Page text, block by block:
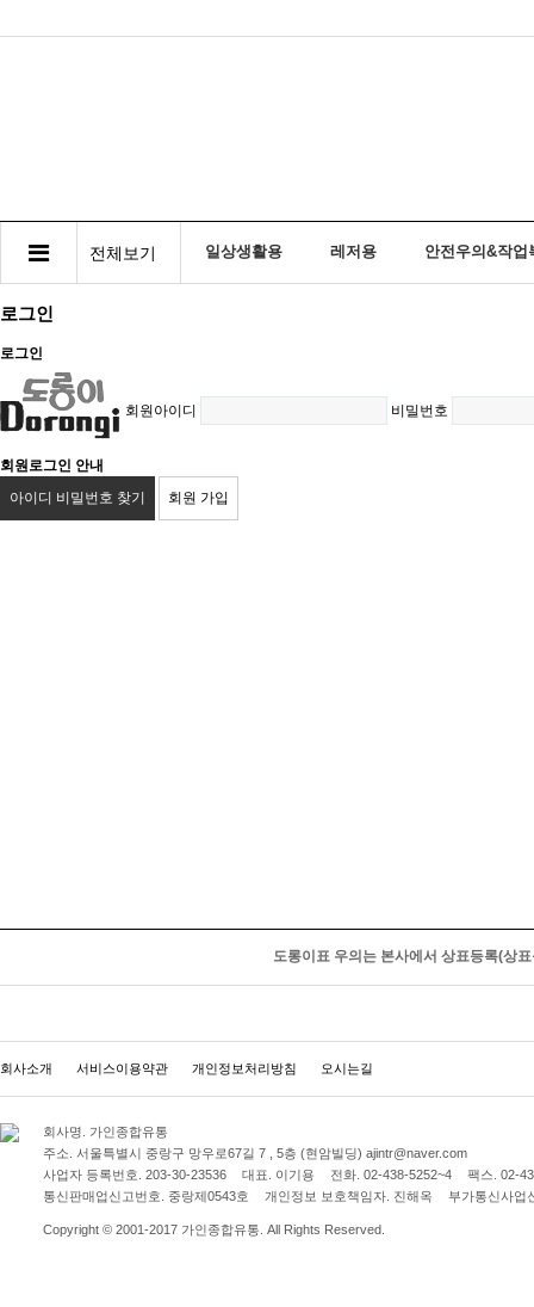
전체보기 일상생활용 레저용 안전우의&작업
로그인
로그인
회원아이디 비밀번호
회원로그인 안내
아이디 비밀번호 찾기
회원 가입
도롱이표 우의는 본사에서 상표등록(상
회사소개 서비스이용약관 개인정보처리방침 오시는길
회사명.
가인종합유통
주소.
서울특별시 중랑구 망우로67길 7 , 5층 (현암빌딩) ajintr@naver.com
사업자 등록번호. 203-30-23536 대표. 이기용 전화. 02-438-5252~4 팩스. 02-
통신판매업신고번호.
중랑제0543호 개인정보 보호책임자. 진해옥 부가통신사업
Copyright © 2001-2017 가인종합유통. All Rights Reserved.